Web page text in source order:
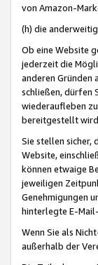
von Amazon-
(h) die
Ob eine Website
jederzeit die
anderen Gründen
schließen, dürfen
wiederaufleben
bereitgestellt
Sie stellen sicher,
Website,
können etwaige
jeweiligen
Genehmigungen
hinterlegte E-
Wenn Sie als
außerhalb der